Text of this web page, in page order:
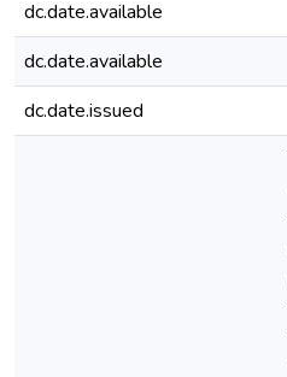
dc.date.available
dc.date.available
dc.date.issued